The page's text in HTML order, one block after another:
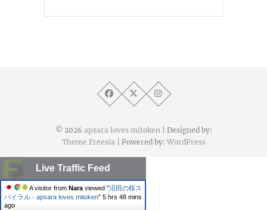
© 2026 apsara loves mitoken| Designed by:
Theme Freesia| Powered by: WordPress
Live Traffic Feed
A visitor from Naraviewed "沼田の桜ス
パイラル - apsara loves mitoken" 5 hrs 48 mins
ago